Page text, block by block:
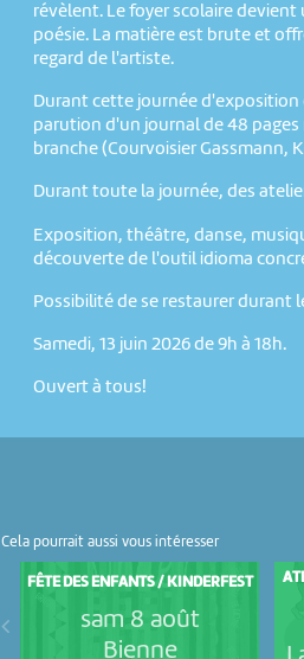
révèlent. Le foyer scolaire devient
poésie. La matière est brute et
regard de l'artiste.
Durant cette journée d'exposition
parution d'un journal de 48 pages
branche (Courvoisier Gassmann,
Durant toute la journée, des
Exposition, théâtre, danse,
découverte de l'outil idioma
Possibilité de se restaurer durant
Samedi, 13 juin 2026 de 9h à 18h.
Ouvert à tous!
Cela pourrait aussi vous intéresser
FÊTE DES ENFANTS / KINDERFEST
sam 8 août
Bienne